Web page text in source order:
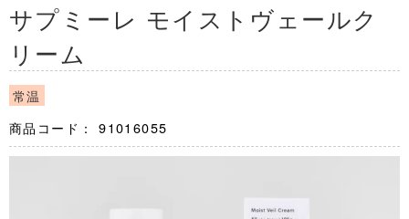
サプミーレ モイストヴェールク
リーム
常温
商品コード：
91016055